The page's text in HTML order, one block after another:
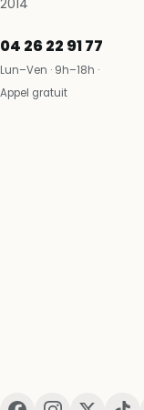
2014
04 26 22 91 77
Lun–Ven · 9h–18h ·
Appel gratuit